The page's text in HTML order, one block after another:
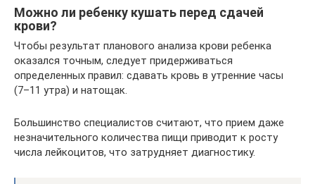
Можно ли ребенку кушать перед сдачей
крови?
Чтобы результат планового анализа крови ребенка
оказался точным, следует придерживаться
определенных правил: сдавать кровь в утренние часы
(7–11 утра) и натощак.
Большинство специалистов считают, что прием даже
незначительного количества пищи приводит к росту
числа лейкоцитов, что затрудняет диагностику.